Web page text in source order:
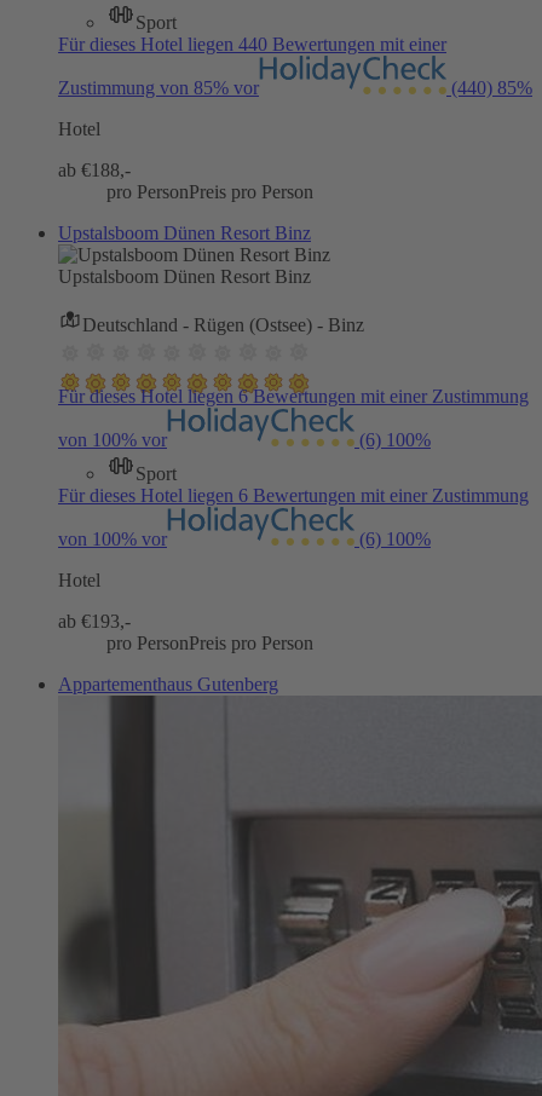
Sport
Für dieses Hotel liegen 440 Bewertungen mit einer
Zustimmung von 85% vor (440) 85%
Hotel
ab €188,-
pro PersonPreis pro Person
Upstalsboom Dünen Resort Binz
Upstalsboom Dünen Resort Binz
Deutschland - Rügen (Ostsee) - Binz
Für dieses Hotel liegen 6 Bewertungen mit einer Zustimmung
von 100% vor (6) 100%
Sport
Für dieses Hotel liegen 6 Bewertungen mit einer Zustimmung
von 100% vor (6) 100%
Hotel
ab €193,-
pro PersonPreis pro Person
Appartementhaus Gutenberg